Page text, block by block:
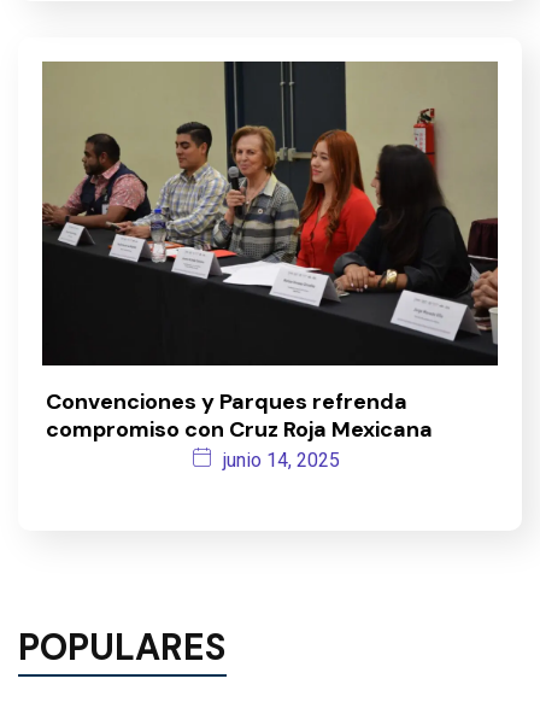
Convenciones y Parques refrenda
compromiso con Cruz Roja Mexicana
junio 14, 2025
POPULARES